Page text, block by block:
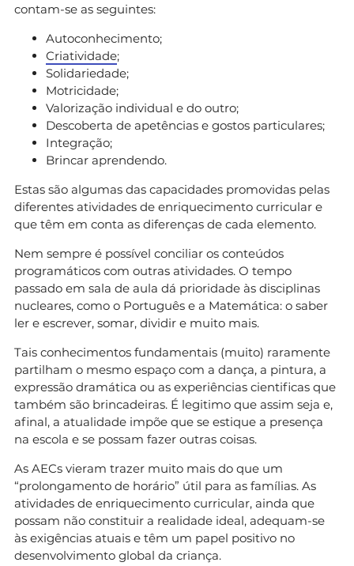
contam-se as seguintes:
Autoconhecimento;
Criatividade;
Solidariedade;
Motricidade;
Valorização individual e do outro;
Descoberta de apetências e gostos particulares;
Integração;
Brincar aprendendo.
Estas são algumas das capacidades promovidas pelas
diferentes atividades de enriquecimento curricular e
que têm em conta as diferenças de cada elemento.
Nem sempre é possível conciliar os conteúdos
programáticos com outras atividades. O tempo
passado em sala de aula dá prioridade às disciplinas
nucleares, como o Português e a Matemática: o saber
ler e escrever, somar, dividir e muito mais.
Tais conhecimentos fundamentais (muito) raramente
partilham o mesmo espaço com a dança, a pintura, a
expressão dramática ou as experiências cientificas que
também são brincadeiras. É legitimo que assim seja e,
afinal, a atualidade impõe que se estique a presença
na escola e se possam fazer outras coisas.
As AECs vieram trazer muito mais do que um
“prolongamento de horário” útil para as famílias. As
atividades de enriquecimento curricular, ainda que
possam não constituir a realidade ideal, adequam-se
às exigências atuais e têm um papel positivo no
desenvolvimento global da criança.